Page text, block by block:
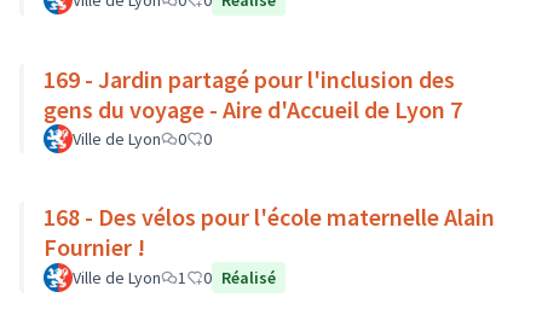
169 - Jardin partagé pour l'inclusion des
gens du voyage - Aire d'Accueil de Lyon 7
Ville de Lyon 0 0
168 - Des vélos pour l'école maternelle Alain
Fournier !
Ville de Lyon 1 0 Réalisé